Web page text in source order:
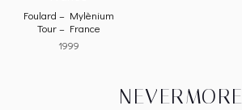
Foulard – Mylènium
Tour – France
1999
NEVERMORE